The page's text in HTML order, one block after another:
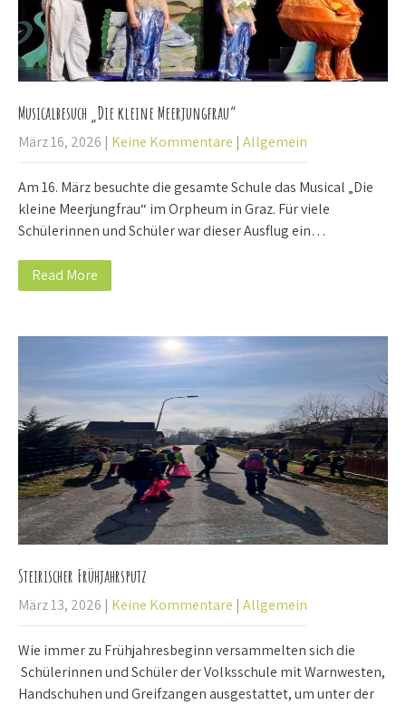
Musicalbesuch „Die kleine Meerjungfrau“
März 16, 2026 | Keine Kommentare | Allgemein
Am 16. März besuchte die gesamte Schule das Musical „Die
kleine Meerjungfrau“ im Orpheum in Graz. Für viele
Schülerinnen und Schüler war dieser Ausflug ein…
Read More
Steirischer Frühjahrsputz
März 13, 2026 | Keine Kommentare | Allgemein
Wie immer zu Frühjahresbeginn versammelten sich die
Schülerinnen und Schüler der Volksschule mit Warnwesten,
Handschuhen und Greifzangen ausgestattet, um unter der